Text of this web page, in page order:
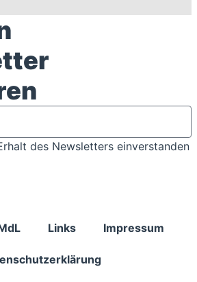
des Newsletters einverstanden
Links Impressum